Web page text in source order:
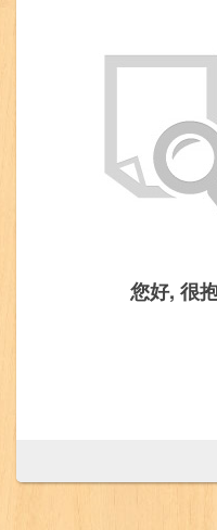
您好, 很